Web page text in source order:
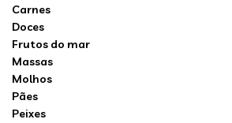
Carnes
Doces
Frutos do mar
Massas
Molhos
Pães
Peixes